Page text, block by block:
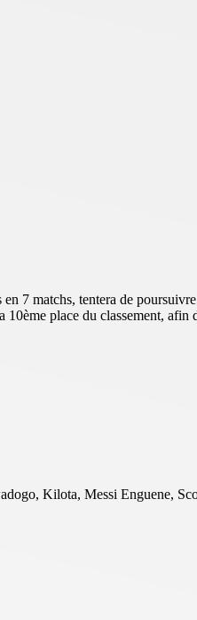
7 matchs, tentera de
place du classement,
Kilota, Messi Enguene,